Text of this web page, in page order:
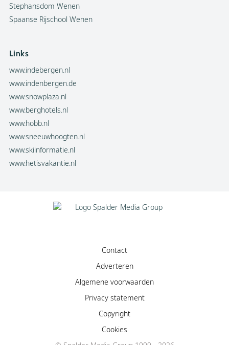
Stephansdom Wenen
Spaanse Rijschool Wenen
Links
www.indebergen.nl
www.indenbergen.de
www.snowplaza.nl
www.berghotels.nl
www.hobb.nl
www.sneeuwhoogten.nl
www.skiinformatie.nl
www.hetisvakantie.nl
Contact
Adverteren
Algemene voorwaarden
Privacy statement
Copyright
Cookies